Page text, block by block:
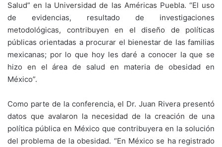
Salud” en la Universidad de las Américas Puebla. “El uso
de evidencias, resultado de investigaciones
metodológicas, contribuyen en el diseño de políticas
públicas orientadas a procurar el bienestar de las familias
mexicanas; por lo que hoy les daré a conocer la que se
hizo en el área de salud en materia de obesidad en
México”.
Como parte de la conferencia, el Dr. Juan Rivera presentó
datos que avalaron la necesidad de la creación de una
política pública en México que contribuyera en la solución
del problema de la obesidad. “En México se ha registrado